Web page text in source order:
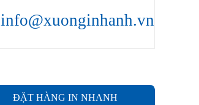
info@xuonginhanh.vn
ĐẶT HÀNG IN NHANH